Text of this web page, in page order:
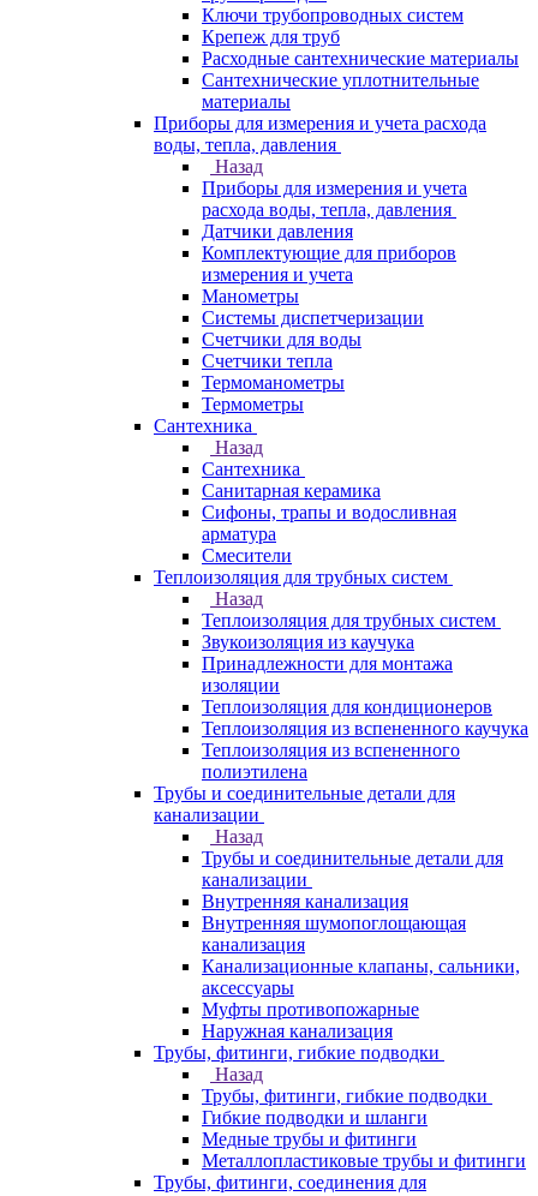
Ключи трубопроводных систем
Крепеж для труб
Расходные сантехнические материалы
Сантехнические уплотнительные
материалы
Приборы для измерения и учета расхода
воды, тепла, давления
Назад
Приборы для измерения и учета
расхода воды, тепла, давления
Датчики давления
Комплектующие для приборов
измерения и учета
Манометры
Системы диспетчеризации
Счетчики для воды
Счетчики тепла
Термоманометры
Термометры
Сантехника
Назад
Сантехника
Санитарная керамика
Сифоны, трапы и водосливная
арматура
Смесители
Теплоизоляция для трубных систем
Назад
Теплоизоляция для трубных систем
Звукоизоляция из каучука
Принадлежности для монтажа
изоляции
Теплоизоляция для кондиционеров
Теплоизоляция из вспененного каучука
Теплоизоляция из вспененного
полиэтилена
Трубы и соединительные детали для
канализации
Назад
Трубы и соединительные детали для
канализации
Внутренняя канализация
Внутренняя шумопоглощающая
канализация
Канализационные клапаны, сальники,
аксессуары
Муфты противопожарные
Наружная канализация
Трубы, фитинги, гибкие подводки
Назад
Трубы, фитинги, гибкие подводки
Гибкие подводки и шланги
Медные трубы и фитинги
Металлопластиковые трубы и фитинги
Трубы, фитинги, соединения для